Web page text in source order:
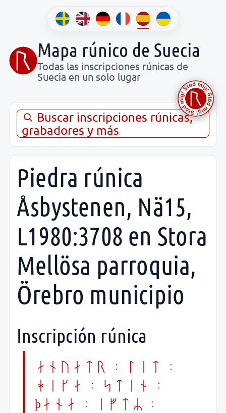
Mapa rúnico de Suecia
Todas las inscripciones rúnicas de
Suecia en un solo lugar
Buscar inscripciones rúnicas,
grabadores y más
Piedra rúnica
Åsbystenen, Nä15,
L1980:3708 en Stora
Mellösa parroquia,
Örebro municipio
Inscripción rúnica
anuatr : let :
hika : sten :
þana : eftR :